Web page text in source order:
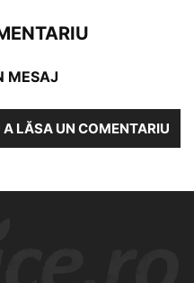
MESAJ
LĂSA UN COMENTARIU